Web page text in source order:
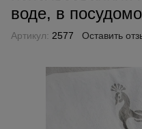
воде, в
Артикул: 2577 Оставить